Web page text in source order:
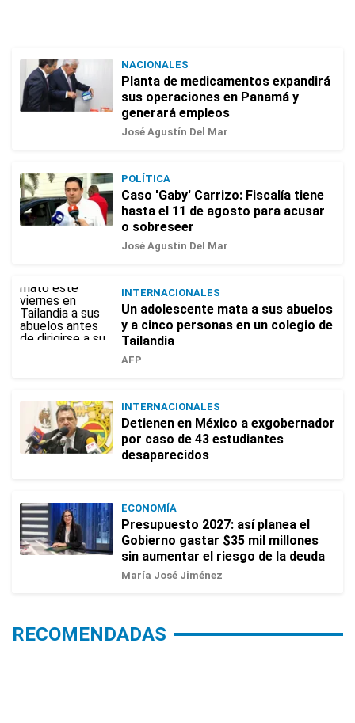
NACIONALES
Planta de medicamentos expandirá
sus operaciones en Panamá y
generará empleos
José Agustín Del Mar
POLÍTICA
Caso 'Gaby' Carrizo: Fiscalía tiene
hasta el 11 de agosto para acusar
o sobreseer
José Agustín Del Mar
INTERNACIONALES
Un adolescente mata a sus abuelos
y a cinco personas en un colegio de
Tailandia
AFP
INTERNACIONALES
Detienen en México a exgobernador
por caso de 43 estudiantes
desaparecidos
ECONOMÍA
Presupuesto 2027: así planea el
Gobierno gastar $35 mil millones
sin aumentar el riesgo de la deuda
María José Jiménez
RECOMENDADAS